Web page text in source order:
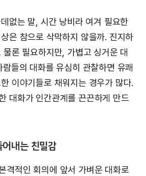
없는 말, 시간 낭비라 여겨 필요한
은 참으로 삭막하지 않을까. 진지하
론 필요하지만, 가볍고 싱거운 대
들의 대화를 유심히 관찰하면 유쾌
이야기들로 채워지는 경우가 많다.
대화가 인간관계를 끈끈하게 만드
어내는 친밀감
격적인 회의에 앞서 가벼운 대화로